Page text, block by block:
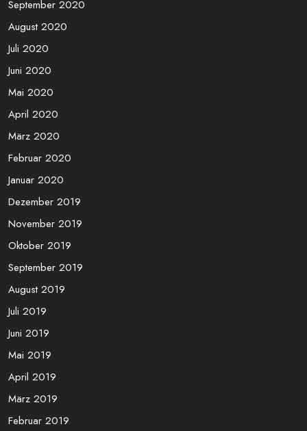
September 2020
August 2020
Juli 2020
Juni 2020
Mai 2020
April 2020
März 2020
Februar 2020
Januar 2020
Dezember 2019
November 2019
Oktober 2019
September 2019
August 2019
Juli 2019
Juni 2019
Mai 2019
April 2019
März 2019
Februar 2019